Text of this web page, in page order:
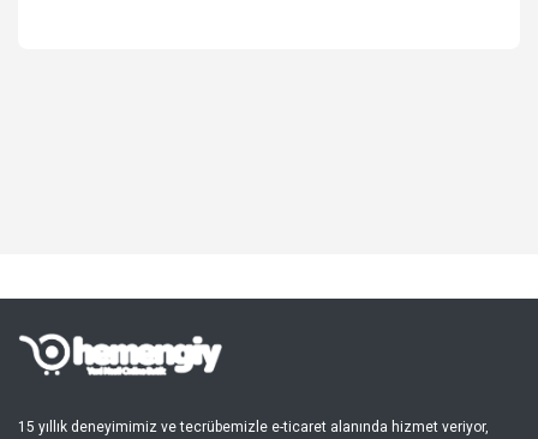
Giriş Yap
Kayıt Ol
15 yıllık deneyimimiz ve tecrübemizle e-ticaret alanında hizmet veriyor,